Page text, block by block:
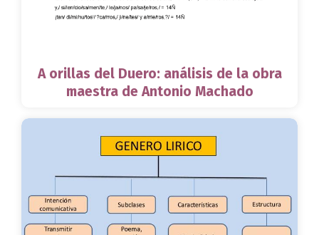
A orillas del Duero: análisis de la obra
maestra de Antonio Machado